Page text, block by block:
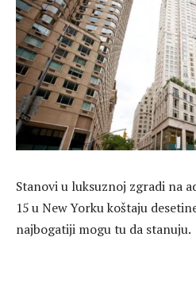
Stanovi u luksuznoj zgradi na
15 u New Yorku koštaju
najbogatiji mogu tu da stanuju.